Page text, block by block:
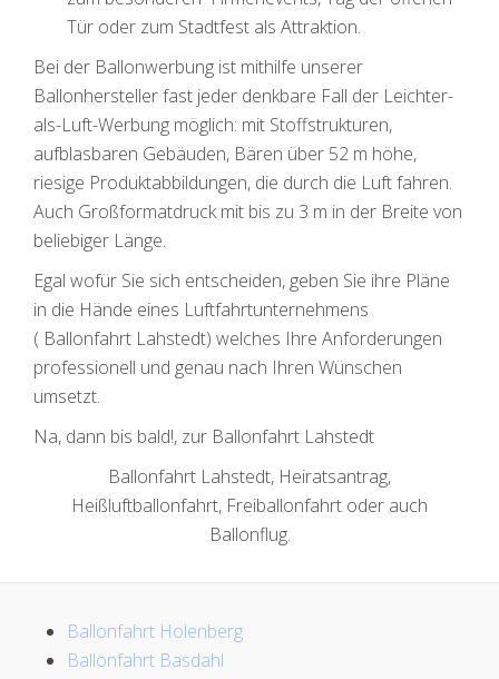
Tür oder zum Stadtfest als Attraktion.
Bei der Ballonwerbung ist mithilfe unserer
Ballonhersteller fast jeder denkbare Fall der Leichter-
als-Luft-Werbung möglich: mit Stoffstrukturen,
aufblasbaren Gebäuden, Bären über 52 m höhe,
riesige Produktabbildungen, die durch die Luft fahren.
Auch Großformatdruck mit bis zu 3 m in der Breite von
beliebiger Länge.
Egal wofür Sie sich entscheiden, geben Sie ihre Pläne
in die Hände eines Luftfahrtunternehmens
( Ballonfahrt Lahstedt) welches Ihre Anforderungen
professionell und genau nach Ihren Wünschen
umsetzt.
Na, dann bis bald!, zur Ballonfahrt Lahstedt
Ballonfahrt Lahstedt, Heiratsantrag,
Heißluftballonfahrt, Freiballonfahrt oder auch
Ballonflug.
Ballonfahrt Holenberg
Ballonfahrt Basdahl